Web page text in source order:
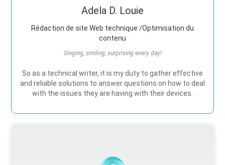
Adela D. Louie
Rédaction de site Web technique /Optimisation du
contenu
Singing, smiling, surprising every day!
So as a technical writer, it is my duty to gather effective
and reliable solutions to answer questions on how to deal
with the issues they are having with their devices.